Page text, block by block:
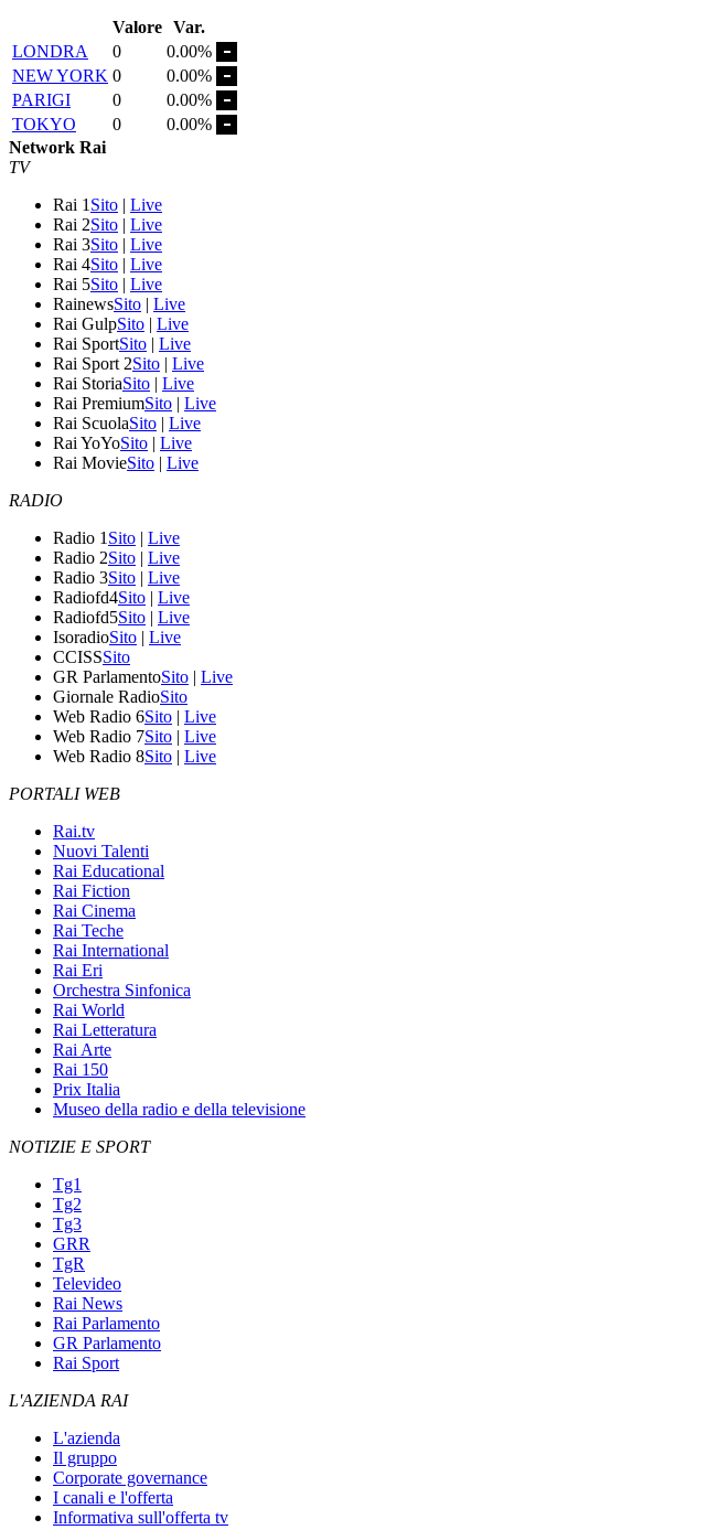
Valore Var.
LONDRA
0
0.00%
NEW YORK 0
0.00%
PARIGI
0
0.00%
TOKYO
0
0.00%
Network Rai
TV
Rai 1 Sito | Live
Rai 2Sito | Live
Rai 3Sito | Live
Rai 4Sito | Live
Rai 5Sito | Live
RainewsSito | Live
Rai GulpSito | Live
Rai SportSito | Live
Rai Sport 2Sito | Live
Rai StoriaSito | Live
Rai PremiumSito | Live
Rai ScuolaSito | Live
Rai YoYoSito | Live
Rai MovieSito | Live
RADIO
Radio 1 Sito | Live
Radio 2Sito | Live
Radio 3Sito | Live
Radiofd4Sito | Live
Radiofd5Sito | Live
IsoradioSito | Live
CCISSSito
GR ParlamentoSito | Live
Giornale RadioSito
Web Radio 6Sito | Live
Web Radio 7Sito | Live
Web Radio 8Sito | Live
PORTALI WEB
Rai.tv
Nuovi Talenti
Rai Educational
Rai Fiction
Rai Cinema
Rai Teche
Rai International
Rai Eri
Orchestra Sinfonica
Rai World
Rai Letteratura
Rai Arte
Rai 150
Prix Italia
Museo della radio e della televisione
NOTIZIE E SPORT
Tg1
Tg2
Tg3
GRR
TgR
Televideo
Rai News
Rai Parlamento
GR Parlamento
Rai Sport
L'AZIENDA RAI
L'azienda
Il gruppo
Corporate governance
I canali e l'offerta
Informativa sull'offerta tv